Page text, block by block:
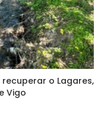
o Lagares,
Vigo